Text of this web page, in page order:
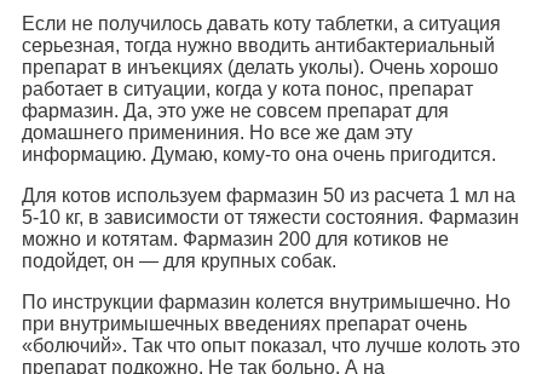
Если не получилось давать коту таблетки, а ситуация
серьезная, тогда нужно вводить антибактериальный
препарат в инъекциях (делать уколы). Очень хорошо
работает в ситуации, когда у кота понос, препарат
фармазин. Да, это уже не совсем препарат для
домашнего примениния. Но все же дам эту
информацию. Думаю, кому-то она очень пригодится.
Для котов используем фармазин 50 из расчета 1 мл на
5-10 кг, в зависимости от тяжести состояния. Фармазин
можно и котятам. Фармазин 200 для котиков не
подойдет, он — для крупных собак.
По инструкции фармазин колется внутримышечно. Но
при внутримышечных введениях препарат очень
«болючий». Так что опыт показал, что лучше колоть это
препарат подкожно. Не так больно. А на